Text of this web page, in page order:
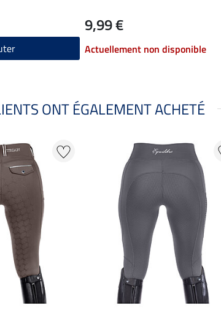
9,99 €
Actuellement non disponible
ONT ÉGALEMENT ACHETÉ